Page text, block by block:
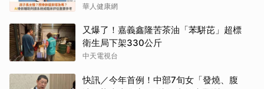
華人健康網
又爆了！嘉義鑫隆苦茶油「苯駢芘」超標
衛生局下架330公斤
中天電視台
快訊／今年首例！中部7旬女「發燒、腹